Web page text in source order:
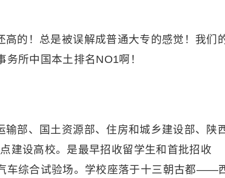
的！总是被误解成普通大专的感觉！我们
所中国本土排名NO1啊！
部、国土资源部、住房和城乡建设部、陕
建设高校。是最早招收留学生和首批招收
车综合试验场。学校座落于十三朝古都——